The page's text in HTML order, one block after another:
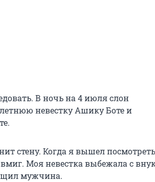
В ночь на 4 июля слон
невестку Ашику Боте и
стену. Когда я вышел
Моя невестка выбежала с
мужчина.